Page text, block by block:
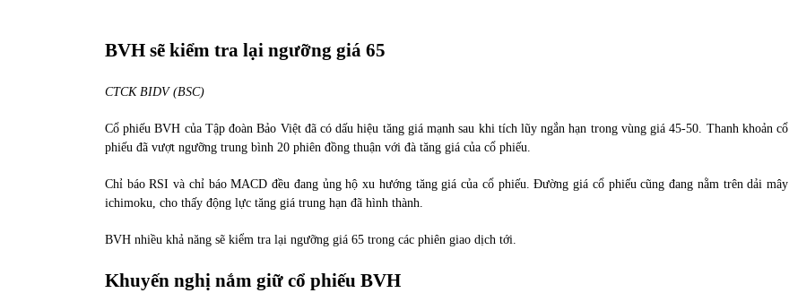
BVH sẽ kiểm tra lại ngưỡng giá 65
CTCK BIDV (BSC)
Cổ phiếu BVH của Tập đoàn Bảo Việt đã có dấu hiệu tăng giá mạnh sau khi tích lũy ngắn hạn trong vùng giá 45-50. Thanh khoản cổ
phiếu đã vượt ngưỡng trung bình 20 phiên đồng thuận với đà tăng giá của cổ phiếu.
Chỉ báo RSI và chỉ báo MACD đều đang ủng hộ xu hướng tăng giá của cổ phiếu. Đường giá cổ phiếu cũng đang nằm trên dải mây
ichimoku, cho thấy động lực tăng giá trung hạn đã hình thành.
BVH nhiều khả năng sẽ kiểm tra lại ngưỡng giá 65 trong các phiên giao dịch tới.
Khuyến nghị nắm giữ cổ phiếu BVH